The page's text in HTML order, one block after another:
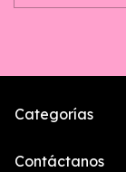
Categorías
Contáctanos